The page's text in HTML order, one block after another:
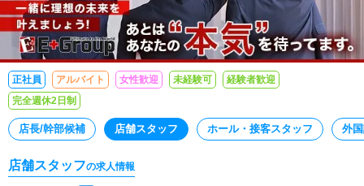
正社員 アルバイト 女性歓迎 未経験可
経験者歓迎
完全週休2日制
店長/幹部候補 店舗スタッフ ホール・接客スタッフ 外
店舗スタッフの求人情報